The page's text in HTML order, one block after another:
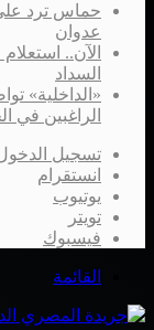
حماس ترد على
عدوان
الآن..
السداد
«الداخلية»
الراغبين في
تسجيل
انستقرام
يوتيوب
تويتر
فيسبوك
القائمة